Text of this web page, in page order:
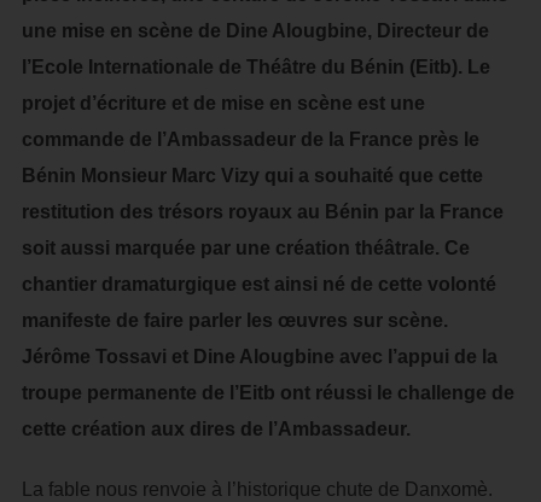
une mise en scène de Dine Alougbine, Directeur de
l’Ecole Internationale de Théâtre du Bénin (Eitb). Le
projet d’écriture et de mise en scène est une
commande de l’Ambassadeur de la France près le
Bénin Monsieur Marc Vizy qui a souhaité que cette
restitution des trésors royaux au Bénin par la France
soit aussi marquée par une création théâtrale. Ce
chantier dramaturgique est ainsi né de cette volonté
manifeste de faire parler les œuvres sur scène.
Jérôme Tossavi et Dine Alougbine avec l’appui de la
troupe permanente de l’Eitb ont réussi le challenge de
cette création aux dires de l’Ambassadeur.
La fable nous renvoie à l’historique chute de Danxomè.